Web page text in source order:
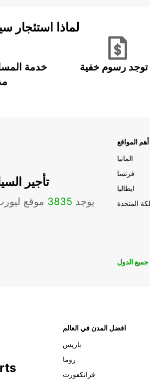
لماذا استئجار
خدمة
توجد رسوم خفية
تأجير
يوجد 3835 موقع
أهم المواقع
المانيا
فرنسا
ايطاليا
المتحدة
جميع الدول
افضل المدن في العالم
باريس
روما
فرانكفورت